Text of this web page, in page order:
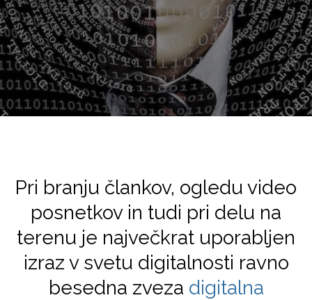
Pri branju člankov, ogledu video
posnetkov in tudi pri delu na
terenu je največkrat uporabljen
izraz v svetu digitalnosti ravno
besedna zveza digitalna